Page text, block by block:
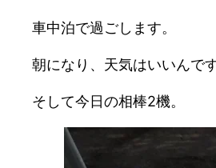
車中泊で過ごします。
朝になり、天気はいいんで
そして今日の相棒2機。